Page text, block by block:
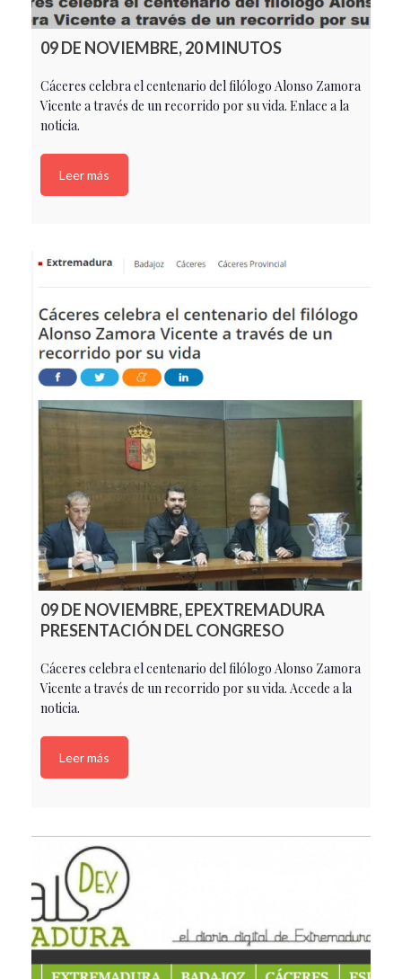
09 DE NOVIEMBRE, 20 MINUTOS
Cáceres celebra el centenario del filólogo Alonso Zamora
Vicente a través de un recorrido por su vida. Enlace a la
noticia.
Leer más
09 DE NOVIEMBRE, EPEXTREMADURA
PRESENTACIÓN DEL CONGRESO
Cáceres celebra el centenario del filólogo Alonso Zamora
Vicente a través de un recorrido por su vida. Accede a la
noticia.
Leer más